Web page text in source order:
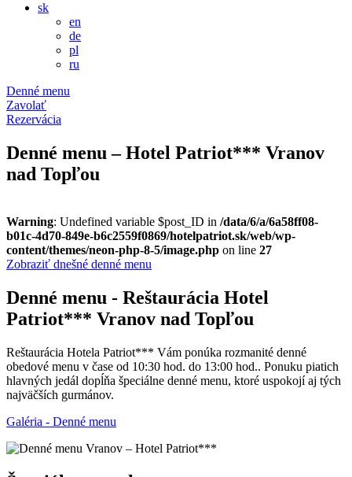
sk
en
de
pl
ru
Denné menu
Zavolať
Rezervácia
Denné menu – Hotel Patriot*** Vranov
nad Topľou
Warning: Undefined variable $post_ID in /data/6/a/6a58ff08-
b01c-4d70-849e-b6c2559f0869/hotelpatriot.sk/web/wp-
content/themes/neon-php-8-5/image.php on line 27
Zobraziť dnešné denné menu
Denné menu - Reštaurácia Hotel
Patriot*** Vranov nad Topľou
Reštaurácia Hotela Patriot*** Vám ponúka rozmanité denné
obedové menu v čase od 10:30 hod. do 13:00 hod.. Ponuku piatich
hlavných jedál dopĺňa špeciálne denné menu, ktoré uspokojí aj tých
najväčších gurmánov.
Galéria - Denné menu